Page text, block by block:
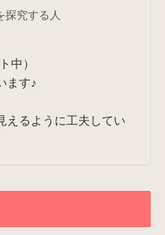
探究する人
中）
ます♪
えるように工夫してい